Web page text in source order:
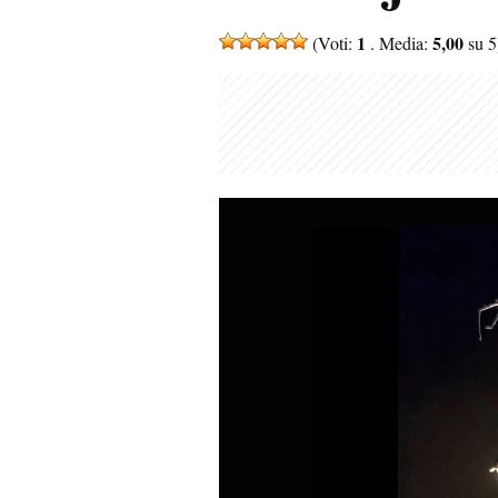
(Voti: 1 . Media: 5,00su